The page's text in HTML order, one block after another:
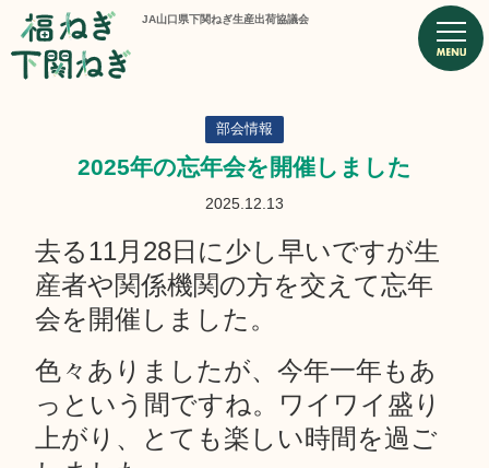
JA山口県下関ねぎ生産出荷協議会
部会情報
2025年の忘年会を開催しました
2025.12.13
去る11月28日に少し早いですが生
産者や関係機関の方を交えて忘年
会を開催しました。
色々ありましたが、今年一年もあ
っという間ですね。ワイワイ盛り
上がり、とても楽しい時間を過ご